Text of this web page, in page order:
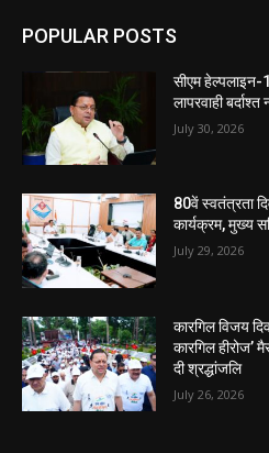
POPULAR POSTS
सीएम
लापरवाही
July 30, 2026
80वें स्वतंत्रता
कार्यक्रम, मुख्य
July 29, 2026
कारगिल विजय
कारगिल हीरोज’
दी श्रद्धांजलि
July 26, 2026